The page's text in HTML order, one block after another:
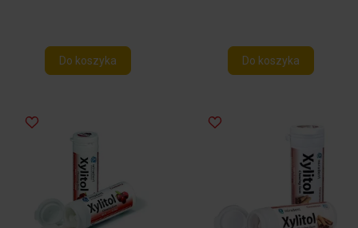
Do koszyka Do koszyka